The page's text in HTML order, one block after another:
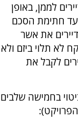
לממן, באופן
חתימת הסכם
את אשר
לא תלוי ביזם ולא
לקבל את
בחמישה שלבים